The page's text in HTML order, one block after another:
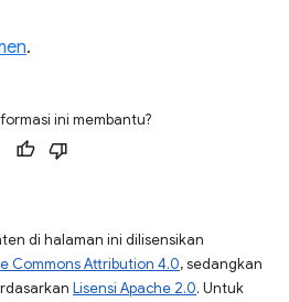
.
ini membantu?
di halaman ini dilisensikan
Commons Attribution 4.0, sedangkan
Lisensi Apache 2.0. Untuk